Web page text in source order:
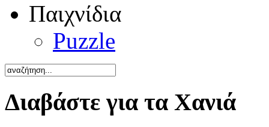
Παιχνίδια
Puzzle
Διαβάστε για τα Χανιά